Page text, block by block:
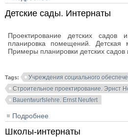
Детские сады. Интернаты
Проектирование детских садов
планировка помещений. Детская
Примеры планировки детских садов
Tags:
Учреждения социального
Строительное проектирование. Эрнст
Bauentwurfslehre. Ernst Neufert
Подробнее
Школы-интернаты